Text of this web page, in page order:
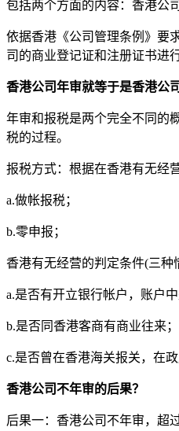
包括两个方面的内容：香港公
依据香港《公司管理条例》要
司的商业登记证和注册证书进
香港公司年审就等于是香港公
年审和报税是两个完全不同的
税的过程。
报税方式：根据在香港有无经
a.做帐报税；
b.零申报；
香港有无经营的判定条件(三种
a.是否有开立银行帐户，账户中
b.是否同香港客商有商业往来；
c.是否曾在香港海关报关，在
香港公司不年审的后果？
后果一：香港公司不年审，超